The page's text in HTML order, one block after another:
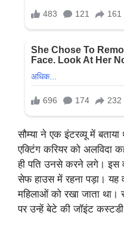
सौम्या ने एक इंटरव्यू में
एक्टिंग करियर को अलविदा
ही पति उनसे करने लगे। इस
सेफ हाउस में रहना पड़ा। यह
महिलाओं को रखा जाता था।
पर उन्हें बेटे की जॉइंट कस्टडी